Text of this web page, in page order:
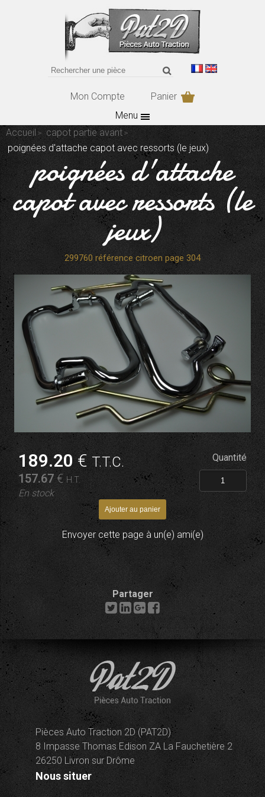
Mon Compte
Panier
Menu
Accueil
capot partie avant
poignées d'attache capot avec ressorts (le jeux)
poignées d'attache
capot avec ressorts (le
jeux)
299760 référence citroen page 304
189.20 €T.T.C.
157.67€ H.T.
En stock
Quantité
Envoyer cette page à un(e) ami(e)
Partager
Pièces Auto Traction 2D (PAT2D)
8 Impasse Thomas Edison ZA La Fauchetière 2
26250 Livron sur Drôme
Nous situer